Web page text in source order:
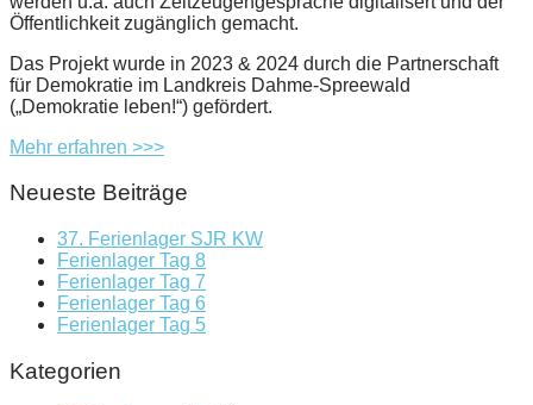
Öffentlichkeit zugänglich gemacht.
Das Projekt wurde in 2023 & 2024 durch die Partnerschaft
für Demokratie im Landkreis Dahme-Spreewald
(„Demokratie leben!“) gefördert.
Mehr erfahren >>>
Neueste Beiträge
37. Ferienlager SJR KW
Ferienlager Tag 8
Ferienlager Tag 7
Ferienlager Tag 6
Ferienlager Tag 5
Kategorien